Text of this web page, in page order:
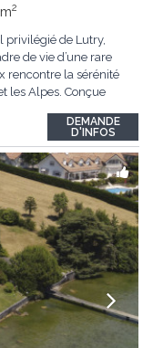
2
privilégié de Lutry,
de vie d’une rare
rencontre la sérénité
les Alpes. Conçue
atmosphère
...
DEMANDE
D'INFOS